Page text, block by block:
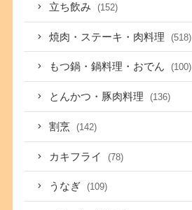
立ち飲み (152)
焼肉・ステーキ・肉料理 (518)
もつ鍋・鍋料理・おでん (100)
とんかつ・豚肉料理 (136)
割烹 (142)
カキフライ (78)
うなぎ (109)